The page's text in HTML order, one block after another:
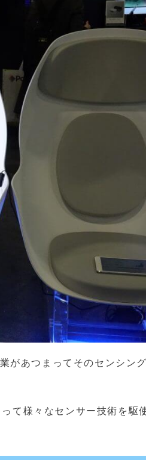
があつまってそのセンシン
て様々なセンサー技術を駆